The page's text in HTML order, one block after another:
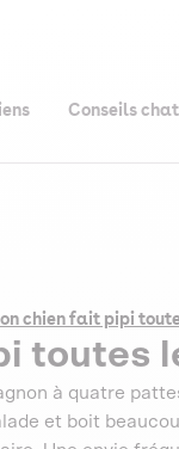
Conseils
chien fait pipi
toutes
à quatre
et boit